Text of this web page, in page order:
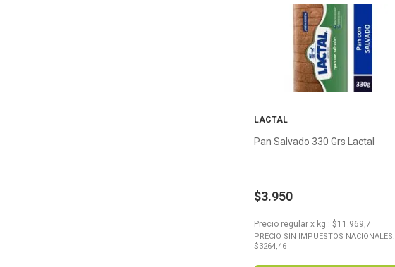
Ver Producto
LACTAL
Pan Salvado 330 Grs Lactal
$3.950
Precio regular x kg.: $11.969,7
PRECIO SIN IMPUESTOS NACIONALES:
$3264,46